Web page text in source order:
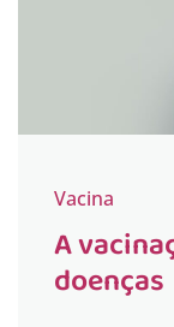
Vacina
A
doenças